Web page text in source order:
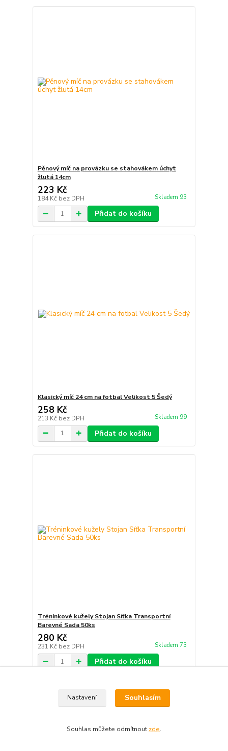
Pěnový míč na provázku se stahovákem úchyt
žlutá 14cm
223 Kč
184 Kč bez DPH Skladem 93
Přidat do košíku
Klasický míč 24 cm na fotbal Velikost 5 Šedý
258 Kč
213 Kč bez DPH Skladem 99
Přidat do košíku
Tréninkové kužely Stojan Síťka Transportní
Barevné Sada 50ks
280 Kč
231 Kč bez DPH Skladem 73
Přidat do košíku
Nastavení Souhlasím
Souhlas můžete odmítnout zde.